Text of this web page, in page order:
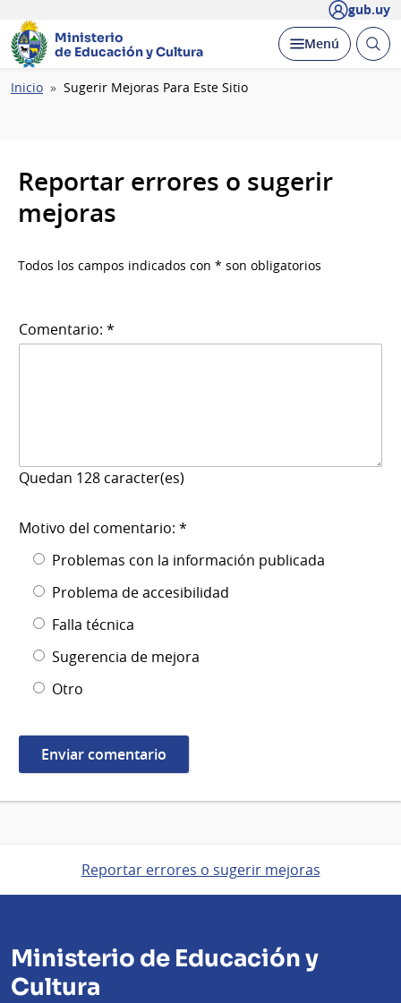
gub.uy
Ministerio
de Educación y Cultura
Desplegar
Menú Abrir
Ruta
Inicio Sugerir Mejoras Para Este Sitio
Reportar errores o sugerir
mejoras
Todos los campos indicados con * son obligatorios
Comentario: *
Quedan 128 caracter(es)
Motivo del comentario: *
Problemas con la información publicada
Problema de accesibilidad
Falla técnica
Sugerencia de mejora
Otro
Reportar errores o sugerir mejoras
Ministerio de Educación y
Cultura